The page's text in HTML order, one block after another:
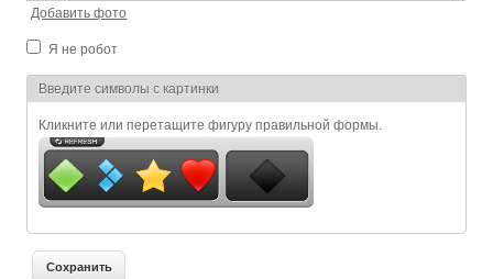
Добавить фото
Я не робот
Я спамер
Введите символы с картинки
Кликните или перетащите фигуру правильной формы.